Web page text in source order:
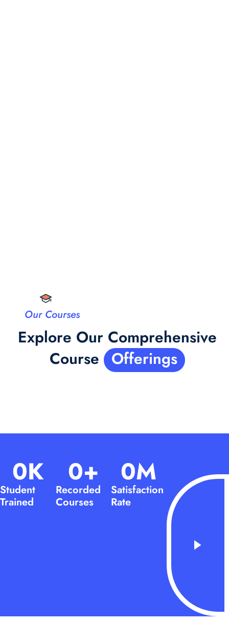
Our Courses
Explore Our Comprehensive
Course
Offerings
Student
Trained
0K
Recorded
Courses
0+
Satisfaction
Rate
0M